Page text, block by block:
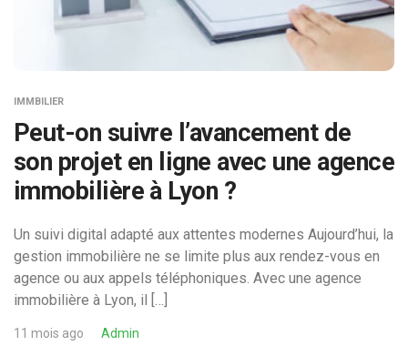
IMMBILIER
Peut-on suivre l’avancement de
son projet en ligne avec une agence
immobilière à Lyon ?
Un suivi digital adapté aux attentes modernes Aujourd’hui, la
gestion immobilière ne se limite plus aux rendez-vous en
agence ou aux appels téléphoniques. Avec une agence
immobilière à Lyon, il […]
11 mois ago Admin